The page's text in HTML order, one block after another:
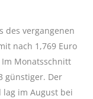
des vergangenen
nach 1,769 Euro
Monatsschnitt
günstiger. Der
im August bei